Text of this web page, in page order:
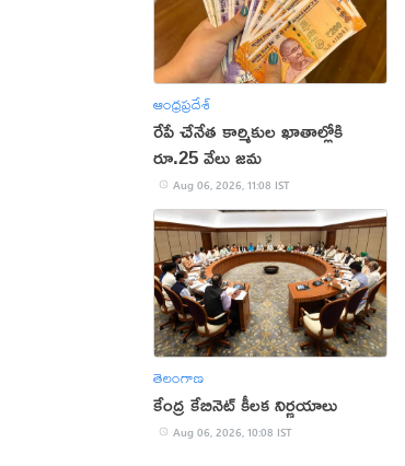
ఆంధ్రప్రదేశ్
రేపే చేనేత కార్మికుల ఖాతాల్లోకి
రూ.25 వేలు జమ
Aug 06, 2026, 11:08 IST
తెలంగాణ
కేంద్ర కేబినెట్ కీలక నిర్ణయాలు
Aug 06, 2026, 10:08 IST